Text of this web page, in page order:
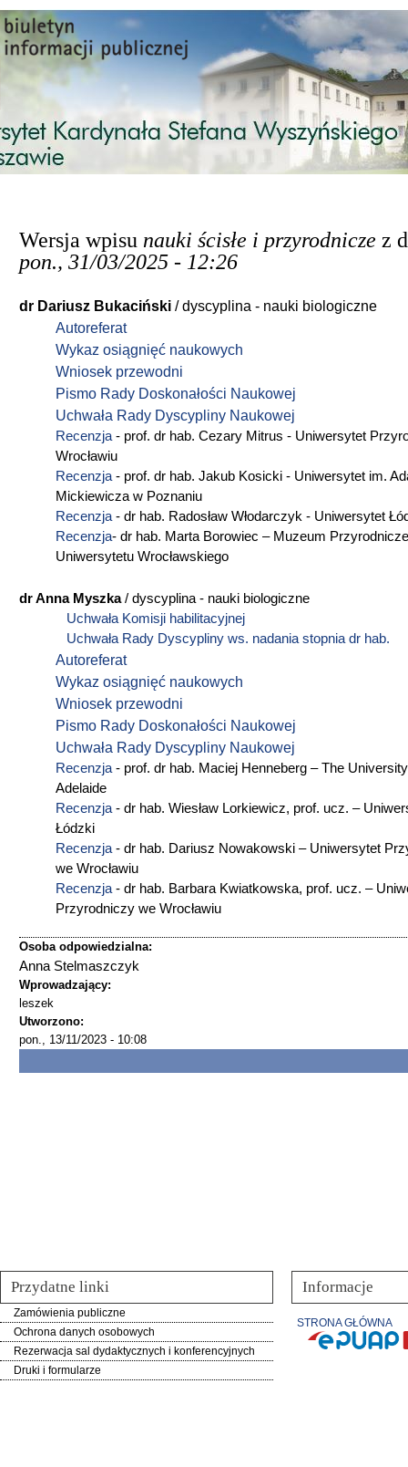
Przejdź do treści
Wersja wpisu nauki ścisłe i przyrodnicze z
pon., 31/03/2025 - 12:26
dr Dariusz Bukaciński / dyscyplina - nauki biologiczne
Autoreferat
Wykaz osiągnięć naukowych
Wniosek przewodni
Pismo Rady Doskonałości Naukowej
Uchwała Rady Dyscypliny Naukowej
Recenzja - prof. dr hab. Cezary Mitrus - Uniwersytet
Wrocławiu
Recenzja - prof. dr hab. Jakub Kosicki - Uniwersytet im.
Mickiewicza w Poznaniu
Recenzja - dr hab. Radosław Włodarczyk - Uniwersytet
Recenzja- dr hab. Marta Borowiec – Muzeum Przyrodnicze
Uniwersytetu Wrocławskiego
dr Anna Myszka/ dyscyplina - nauki biologiczne
Uchwała Komisji habilitacyjnej
Uchwała Rady Dyscypliny ws. nadania stopnia dr hab.
Autoreferat
Wykaz osiągnięć naukowych
Wniosek przewodni
Pismo Rady Doskonałości Naukowej
Uchwała Rady Dyscypliny Naukowej
Recenzja - prof. dr hab. Maciej Henneberg – The
Adelaide
Recenzja - dr hab. Wiesław Lorkiewicz, prof. ucz. –
Łódzki
Recenzja - dr hab. Dariusz Nowakowski – Uniwersytet
we Wrocławiu
Recenzja - dr hab. Barbara Kwiatkowska, prof. ucz. –
Przyrodniczy we Wrocławiu
Osoba odpowiedzialna:
Anna Stelmaszczyk
Wprowadzający:
leszek
Utworzono:
pon., 13/11/2023 - 10:08
Przydatne linki
Zamówienia publiczne
Ochrona danych osobowych
Rezerwacja sal dydaktycznych i konferencyjnych
Druki i formularze
Informacje
STRONA GŁÓWNA